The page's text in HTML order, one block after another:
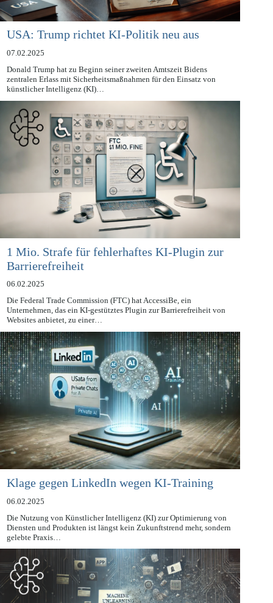
USA: Trump richtet KI-Politik neu aus
07.02.2025
Donald Trump hat zu Beginn seiner zweiten Amtszeit Bidens
zentralen Erlass mit Sicherheitsmaßnahmen für den Einsatz von
künstlicher Intelligenz (KI)…
1 Mio. Strafe für fehlerhaftes KI-Plugin zur
Barrierefreiheit
06.02.2025
Die Federal Trade Commission (FTC) hat AccessiBe, ein
Unternehmen, das ein KI-gestütztes Plugin zur Barrierefreiheit von
Websites anbietet, zu einer…
Klage gegen LinkedIn wegen KI-Training
06.02.2025
Die Nutzung von Künstlicher Intelligenz (KI) zur Optimierung von
Diensten und Produkten ist längst kein Zukunftstrend mehr, sondern
gelebte Praxis…